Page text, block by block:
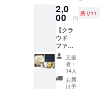
乗せ支
援も可
能で
す。
【感謝
を込め
て「お
礼の
メー
ル」を
お送り
す。。
1口
1,000円
とさせ
ていた
だいて
おりま
すが、
上乗せ
支援も
可能で
2,0
00 円
残り11
【クラ
ウド
ファン
ディン
グ限定
コラボ
セッ
ト】 ・
支援
者：
14人
お届
け予